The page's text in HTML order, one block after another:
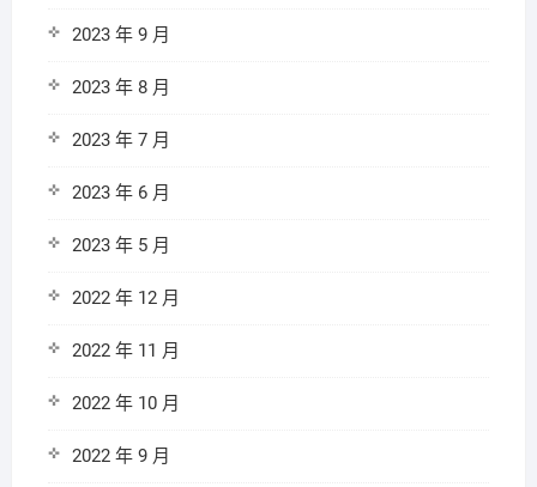
2023 年 9 月
2023 年 8 月
2023 年 7 月
2023 年 6 月
2023 年 5 月
2022 年 12 月
2022 年 11 月
2022 年 10 月
2022 年 9 月